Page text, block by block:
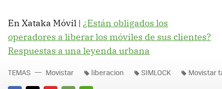
En Xataka Móvil | ¿Están obligados los
operadores a liberar los móviles de sus clientes?
Respuestas a una leyenda urbana
TEMAS Movistar liberacion SIMLOCK Movistar